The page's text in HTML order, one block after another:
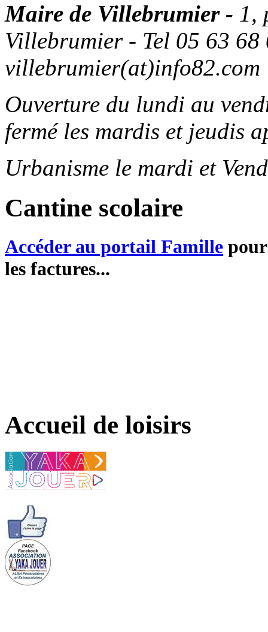
Maire de Villebrumier - 1,
Villebrumier - Tel 05 63
villebrumier(at)info82.com
Ouverture du lundi au
fermé les mardis et jeudis
Urbanisme le mardi et
Cantine scolaire
Accéder au portail Famille
les factures...
Accueil de loisirs